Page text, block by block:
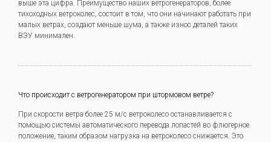
выше эта цифра. Преимущество наших ветрогенераторов, более
тихоходных ветроколес, состоит в том, что они начинают работать при
малых ветрах, создают меньше шума, а также износ деталей таких
ВЭУ минимален.
Что происходит с ветрогенератором при штормовом ветре?
При скорости ветра более 25 м/с ветроколесо останавливается с
помощью системы автоматического перевода лопастей во флюгерное
положение, таким образом нагрузка на ветроколесо снижается. Это